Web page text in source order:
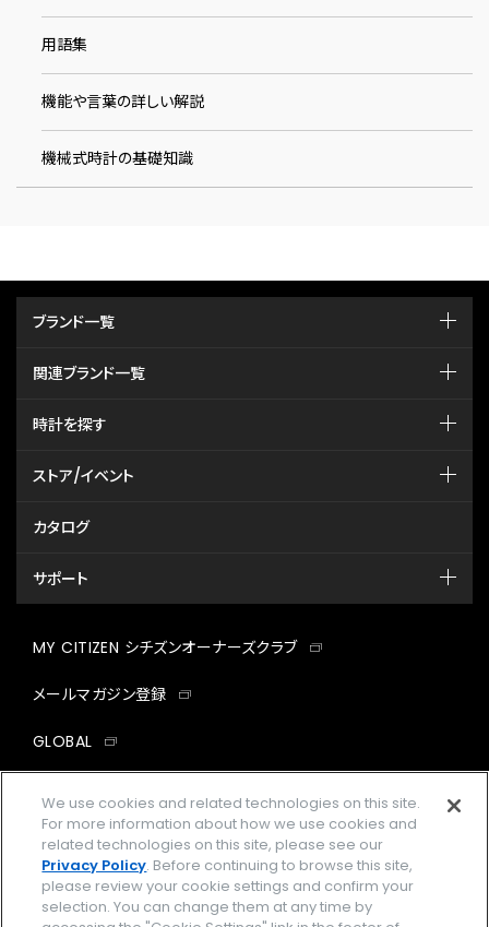
用語集
機能や言葉の詳しい解説
機械式時計の基礎知識
ブランド一覧
関連ブランド一覧
時計を探す
ストア/イベント
カタログ
サポート
MY CITIZEN シチズンオーナーズクラブ
メールマガジン登録
GLOBAL
facebookinstagramtwitter
企業情報 ご利用規約
We use cookies and related technologies on this site.
For more information about how we use cookies and
related technologies on this site, please see our
Privacy Policy. Before continuing to browse this site,
please review your cookie settings and confirm your
selection. You can change them at any time by